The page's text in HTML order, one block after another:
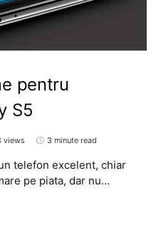
pentru
S5
views 3 minute read
telefon excelent, chiar
pe piata, dar nu…